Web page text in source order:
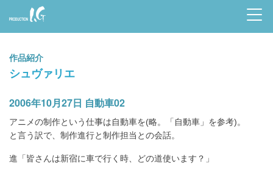
Prod
uctio
n I.G
作品紹介
シュヴァリエ
2006年10月27日 自動車02
アニメの制作という仕事は自動車を(略。「自動車」を参考)。
と言う訳で、制作進行と制作担当との会話。
進「皆さんは新宿に車で行く時、どの道使います？」